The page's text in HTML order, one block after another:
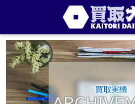
買取実績